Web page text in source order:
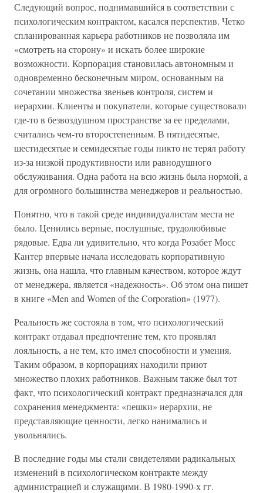
Следующий вопрос, поднимавшийся в соответствии с
психологическим контрактом, касался перспектив. Четко
спланированная карьера работников не позволяла им
«смотреть на сторону» и искать более широкие
возможности. Корпорация становилась автономным и
одновременно бесконечным миром, основанным на
сочетании множества звеньев контроля, систем и
иерархии. Клиенты и покупатели, которые существовали
где-то в безвоздушном пространстве за ее пределами,
считались чем-то второстепенным. В пятидесятые,
шестидесятые и семидесятые годы никто не терял работу
из-за низкой продуктивности или равнодушного
обслуживания. Одна работа на всю жизнь была нормой, а
для огромного большинства менеджеров и реальностью.
Понятно, что в такой среде индивидуалистам места не
было. Ценились верные, послушные, трудолюбивые
рядовые. Едва ли удивительно, что когда Розабет Мосс
Кантер впервые начала исследовать корпоративную
жизнь, она нашла, что главным качеством, которое ждут
от менеджера, является «надежность». Об этом она пишет
в книге «Men and Women of the Corporation» (1977).
Реальность же состояла в том, что психологический
контракт отдавал предпочтение тем, кто проявлял
лояльность, а не тем, кто имел способности и умения.
Таким образом, в корпорациях находили приют
множество плохих работников. Важным также был тот
факт, что психологический контракт предназначался для
сохранения менеджмента: «пешки» иерархии, не
представляющие ценности, легко нанимались и
увольнялись.
В последние годы мы стали свидетелями радикальных
изменений в психологическом контракте между
администрацией и служащими. В 1980-1990-х гг.